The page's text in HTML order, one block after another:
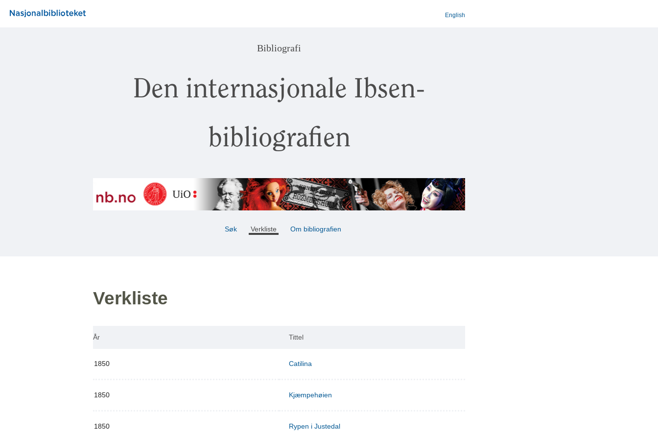
English
Bibliografi
Den internasjonale Ibsen-
bibliografien
Søk Verkliste Om bibliografien
Verkliste
År Tittel
1850 Catilina
1850 Kjæmpehøien
1850 Rypen i Justedal